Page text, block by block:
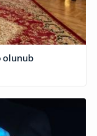
olunub